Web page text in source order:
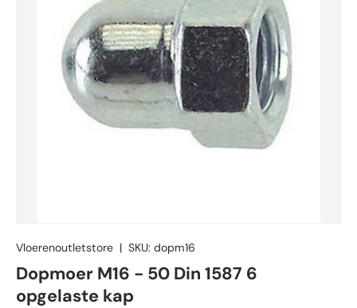
Vloerenoutletstore | SKU: dopm16
Dopmoer M16 - 50 Din 1587 6
opgelaste kap